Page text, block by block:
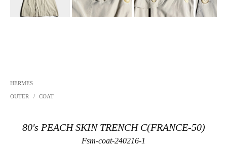
HERMES
OUTER / COAT
80's PEACH SKIN TRENCH C(FRANCE-50)
Fsm-coat-240216-1